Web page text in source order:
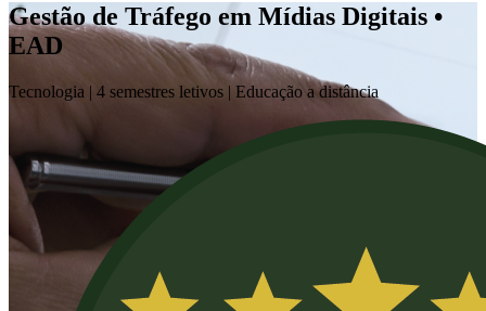
Gestão de Tráfego em Mídias Digitais •
EAD
Tecnologia | 4 semestres letivos | Educação a distância